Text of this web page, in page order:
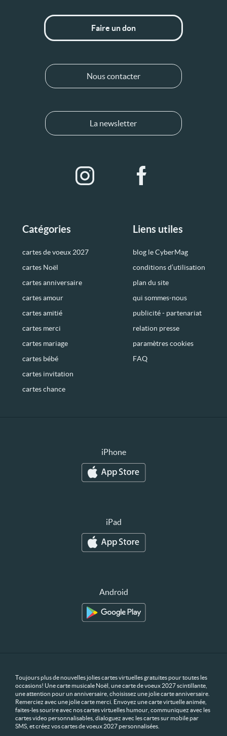
Catégories
cartes de voeux 2027
cartes Noël
cartes anniversaire
cartes amour
cartes amitié
cartes merci
cartes mariage
cartes bébé
cartes invitation
cartes chance
Liens utiles
blog le CyberMag
conditions d’utilisation
plan du site
qui sommes-nous
publicité - partenariat
relation presse
paramètres cookies
FAQ
Faire un don
Nous contacter
La newsletter
iPhone
iPad
Android
Toujours plus de nouvelles jolies cartes virtuelles gratuites pour toutes les
occasions! Une carte musicale Noël, une carte de voeux 2027 scintillante,
une attention pour un anniversaire, choisissez une jolie carte anniversaire.
Remerciez avec une jolie carte merci. Envoyez une carte virtuelle animée,
faites-les sourire avec nos cartes virtuelles humour, communiquez avec les
cartes video personnalisables, dialoguez avec les cartes sur mobile par
SMS, et créez vos cartes de voeux 2027 personnalisées.